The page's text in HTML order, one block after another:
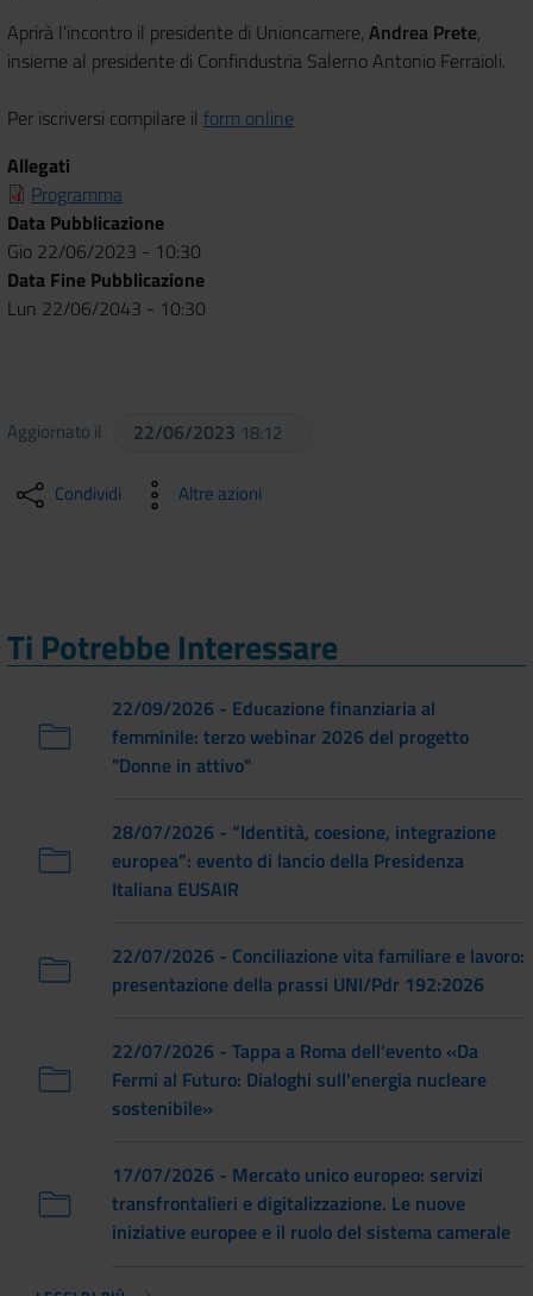
Aprirà l'incontro il presidente di Unioncamere, Andrea Prete,
insieme al presidente di Confindustria Salerno Antonio Ferraioli.
Per iscriversi compilare il form online
Allegati
Programma
Data Pubblicazione
Gio 22/06/2023 - 10:30
Data Fine Pubblicazione
Lun 22/06/2043 - 10:30
Aggiornato il 22/06/2023 18:12
Condividi Altre azioni
Ti Potrebbe Interessare
22/09/2026 - Educazione finanziaria al
femminile: terzo webinar 2026 del progetto
"Donne in attivo"
28/07/2026 - “Identità, coesione, integrazione
europea”: evento di lancio della Presidenza
Italiana EUSAIR
22/07/2026 - Conciliazione vita familiare e lavoro:
presentazione della prassi UNI/Pdr 192:2026
22/07/2026 - Tappa a Roma dell'evento «Da
Fermi al Futuro: Dialoghi sull'energia nucleare
sostenibile»
17/07/2026 - Mercato unico europeo: servizi
transfrontalieri e digitalizzazione. Le nuove
iniziative europee e il ruolo del sistema camerale